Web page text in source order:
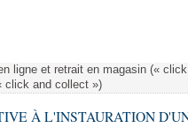
ligne et retrait en magasin («
click and collect »)
À L'INSTAURATION